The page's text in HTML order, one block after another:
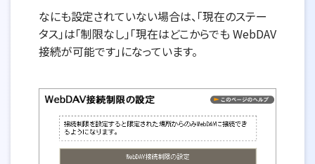
なにも設定されていない場合は、「現在のステー
タス」は「制限なし」「現在はどこからでも WebDAV
接続が可能です」になっています。